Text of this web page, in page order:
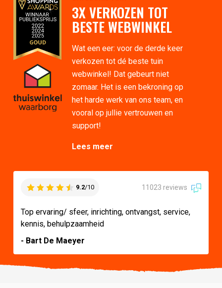
3X VERKOZEN TOT
BESTE WEBWINKEL
Wat een eer: voor de derde keer
verkozen tot dé beste tuin
webwinkel! Dat gebeurt niet
zomaar. Het is een bekroning op
het harde werk van ons team, en
vooral op jullie vertrouwen en
support!
Lees meer
9.2/10 11023 reviews
Top ervaring/ sfeer, inrichting, ontvangst, service,
kennis, behulpzaamheid
- Bart De Maeyer